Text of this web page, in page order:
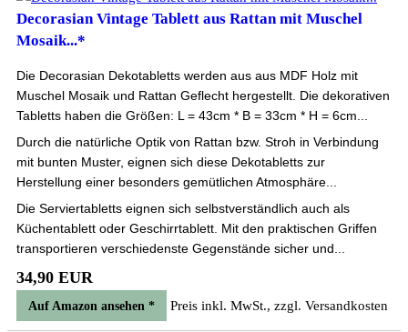
Decorasian Vintage Tablett aus Rattan mit Muschel
Mosaik...*
Die Decorasian Dekotabletts werden aus aus MDF Holz mit
Muschel Mosaik und Rattan Geflecht hergestellt. Die dekorativen
Tabletts haben die Größen: L = 43cm * B = 33cm * H = 6cm...
Durch die natürliche Optik von Rattan bzw. Stroh in Verbindung
mit bunten Muster, eignen sich diese Dekotabletts zur
Herstellung einer besonders gemütlichen Atmosphäre...
Die Serviertabletts eignen sich selbstverständlich auch als
Küchentablett oder Geschirrtablett. Mit den praktischen Griffen
transportieren verschiedenste Gegenstände sicher und...
34,90 EUR
Auf Amazon ansehen * Preis inkl. MwSt., zzgl. Versandkosten